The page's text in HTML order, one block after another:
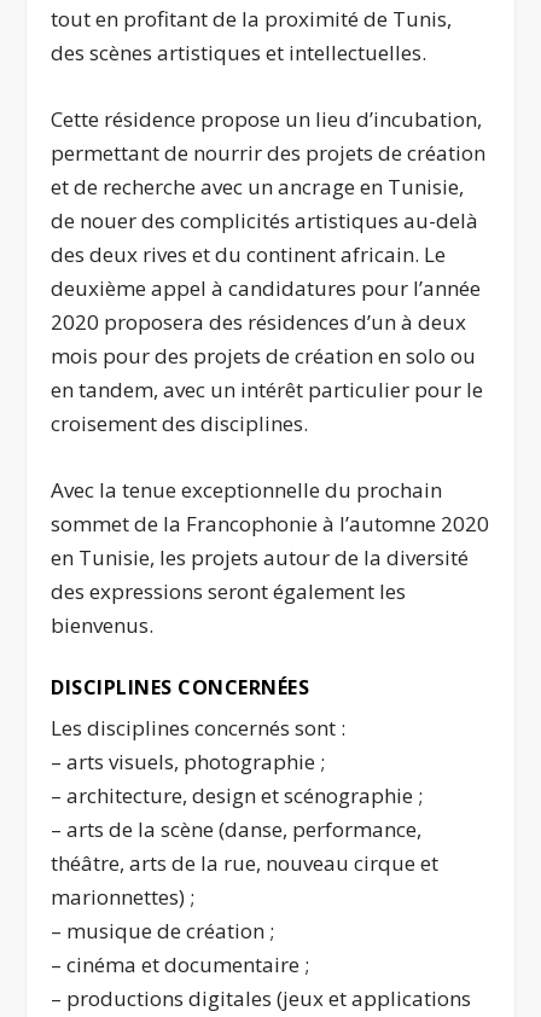
tout en profitant de la proximité de Tunis,
des scènes artistiques et intellectuelles.
Cette résidence propose un lieu d’incubation,
permettant de nourrir des projets de création
et de recherche avec un ancrage en Tunisie,
de nouer des complicités artistiques au-delà
des deux rives et du continent africain. Le
deuxième appel à candidatures pour l’année
2020 proposera des résidences d’un à deux
mois pour des projets de création en solo ou
en tandem, avec un intérêt particulier pour le
croisement des disciplines.
Avec la tenue exceptionnelle du prochain
sommet de la Francophonie à l’automne 2020
en Tunisie, les projets autour de la diversité
des expressions seront également les
bienvenus.
DISCIPLINES CONCERNÉES
Les disciplines concernés sont :
– arts visuels, photographie ;
– architecture, design et scénographie ;
– arts de la scène (danse, performance,
théâtre, arts de la rue, nouveau cirque et
marionnettes) ;
– musique de création ;
– cinéma et documentaire ;
– productions digitales (jeux et applications